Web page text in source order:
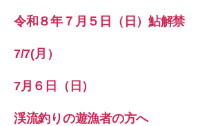
令和８年７月５日（日）鮎解禁
7/7(月）
7月６日（日）
渓流釣りの遊漁者の方へ